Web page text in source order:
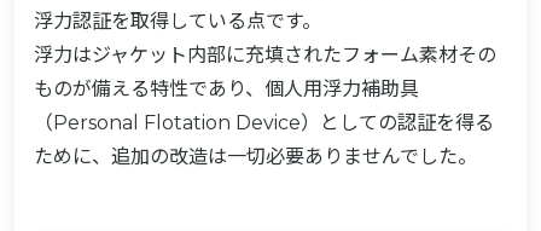
浮力認証を取得している点です。
浮力はジャケット内部に充填されたフォーム素材その
ものが備える特性であり、個人用浮力補助具
（Personal Flotation Device）としての認証を得る
ために、追加の改造は一切必要ありませんでした。